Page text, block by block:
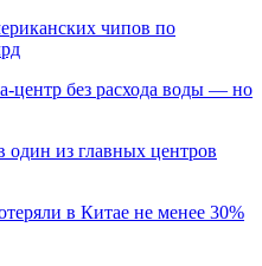
чипов по
центр без расхода воды — но
один из главных центров
в Китае не менее 30%